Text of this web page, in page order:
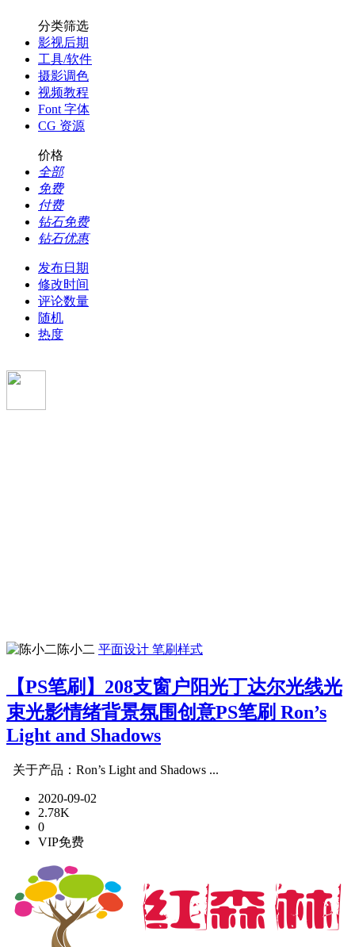
分类筛选
影视后期
工具/软件
摄影调色
视频教程
Font 字体
CG 资源
价格
全部
免费
付费
钻石免费
钻石优惠
发布日期
修改时间
评论数量
随机
热度
陈小二 平面设计 笔刷样式
【PS笔刷】208支窗户阳光丁达尔光线光
束光影情绪背景氛围创意PS笔刷 Ron’s
Light and Shadows
关于产品：Ron’s Light and Shadows ...
2020-09-02
2.78K
0
VIP免费